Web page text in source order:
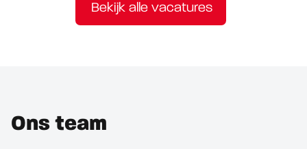
Bekijk alle vacatures
Ons team